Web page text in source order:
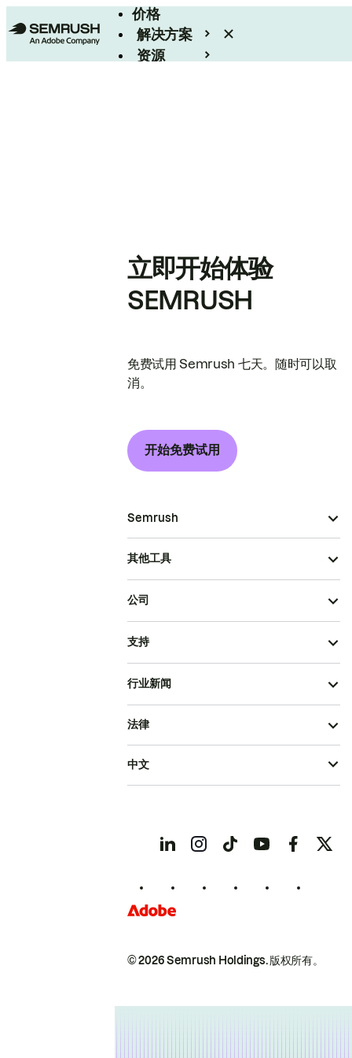
价格
解决方案
资源
立即开始体验
SEMRUSH
免费试用 Semrush 七天。随时可以取
消。
开始免费试用
Semrush
其他工具
公司
支持
行业新闻
© 2026 Semrush Holdings.版权所有。
法律
中文